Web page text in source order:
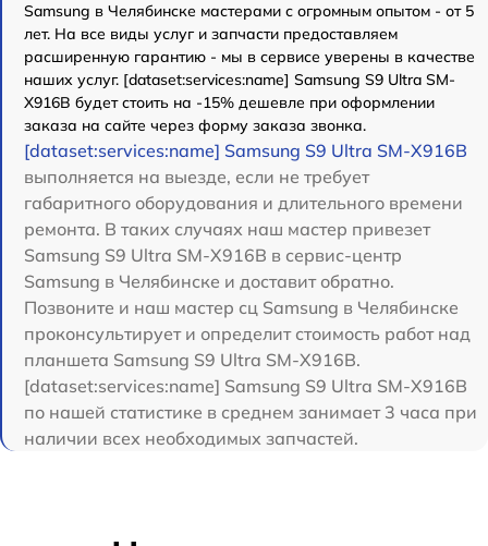
Samsung в Челябинске мастерами с огромным опытом - от 5
лет. На все виды услуг и запчасти предоставляем
расширенную гарантию - мы в сервисе уверены в качестве
наших услуг. [dataset:services:name] Samsung S9 Ultra SM-
X916B будет стоить на -15% дешевле при оформлении
заказа на сайте через форму заказа звонка.
[dataset:services:name] Samsung S9 Ultra SM-X916B
выполняется на выезде, если не требует
габаритного оборудования и длительного времени
ремонта. В таких случаях наш мастер привезет
Samsung S9 Ultra SM-X916B в сервис-центр
Samsung в Челябинске и доставит обратно.
Позвоните и наш мастер сц Samsung в Челябинске
проконсультирует и определит стоимость работ над
планшета Samsung S9 Ultra SM-X916B.
[dataset:services:name] Samsung S9 Ultra SM-X916B
по нашей статистике в среднем занимает 3 часа при
наличии всех необходимых запчастей.